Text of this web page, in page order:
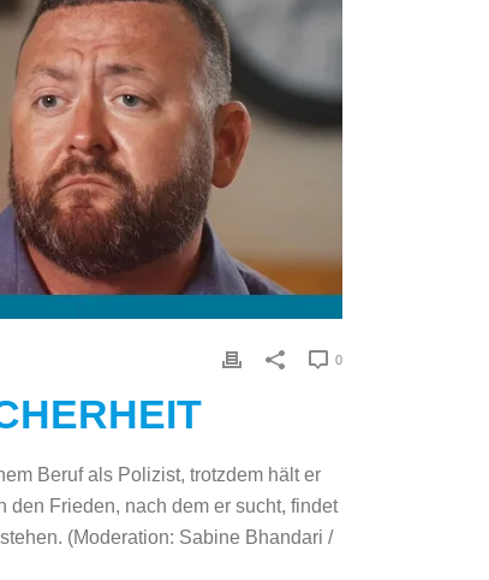
0
Beruf als Polizist, trotzdem hält er
den Frieden, nach dem er sucht, findet
(Moderation: Sabine Bhandari /